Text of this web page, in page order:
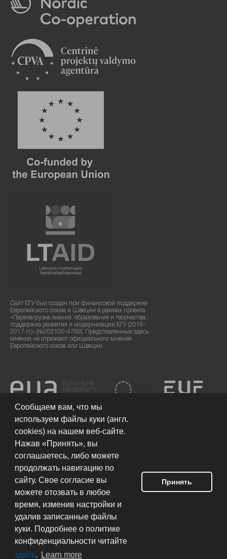
Сайт ЕГУ был создан при финансовой поддержке
Европейского союза и Швеции в рамках проекта
«Перезагрузка знаний, образования и творчества:
поддержка развития и модернизации ЕГУ (2016-
2017 гг.)» (№202100-4789). Представленные здесь
мнения не отражают официального мнения
Европейского союза или Швеции.
Условия использования сайта © 2026 Европейский гуманитарный
Разработка сайта:
Сообщаем вам, что мы
используем файлы куки (англ.
cookies) на нашем веб-сайте.
Нажав «Принять», вы
соглашаетесь, либо можете
продолжать навигацию по
сайту. Свое согласие вы
можете отозвать в любое
время, изменив настройки и
удалив записанные файлы
куки. Подробнее о политике
конфиденциальности читайте
здесь. Learn more
Принять